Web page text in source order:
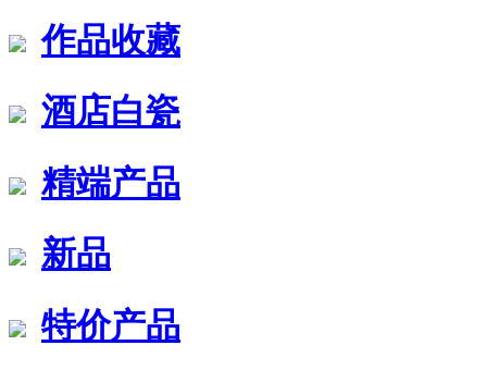
作品收藏
酒店白瓷
精端产品
新品
特价产品